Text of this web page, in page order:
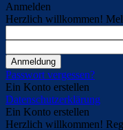
Anmelden
Herzlich willkommen!
Passwort vergessen?
Ein Konto erstellen
Datenschutzerklärung
Ein Konto erstellen
Herzlich willkommen!